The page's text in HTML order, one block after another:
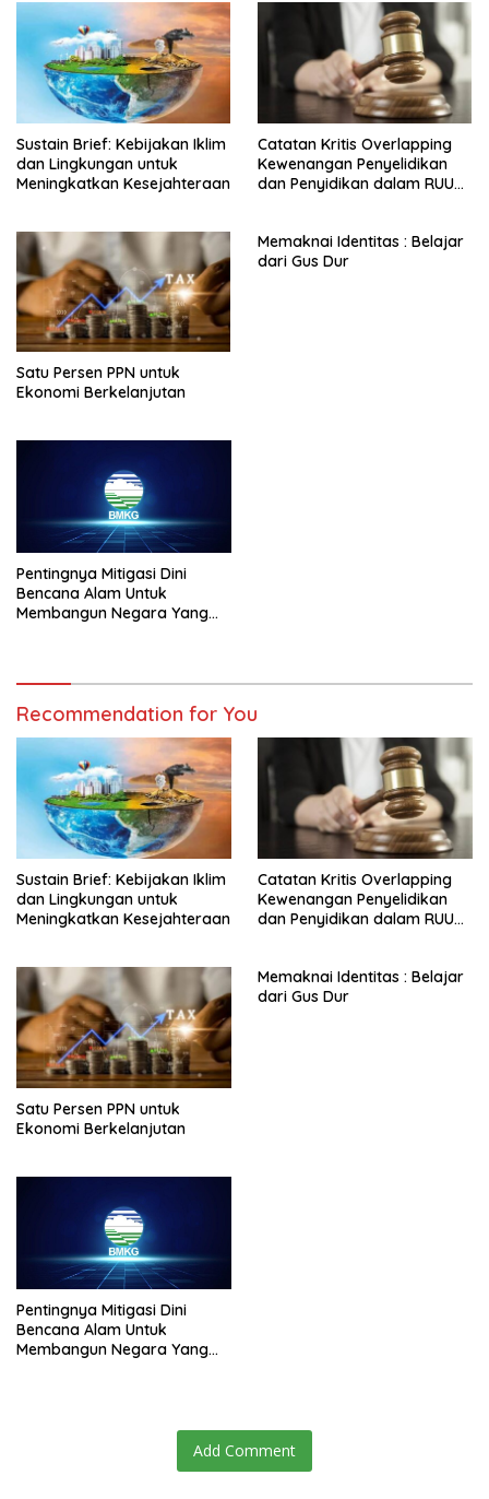
Sustain Brief: Kebijakan Iklim
dan Lingkungan untuk
Meningkatkan Kesejahteraan
Catatan Kritis Overlapping
Kewenangan Penyelidikan
dan Penyidikan dalam RUU
Satu Persen PPN untuk
Ekonomi Berkelanjutan
Memaknai Identitas : Belajar
dari Gus Dur
Pentingnya Mitigasi Dini
Bencana Alam Untuk
Membangun Negara Yang
Recommendation for You
Sustain Brief: Kebijakan Iklim
dan Lingkungan untuk
Meningkatkan Kesejahteraan
Catatan Kritis Overlapping
Kewenangan Penyelidikan
dan Penyidikan dalam RUU
Satu Persen PPN untuk
Ekonomi Berkelanjutan
Memaknai Identitas : Belajar
dari Gus Dur
Pentingnya Mitigasi Dini
Bencana Alam Untuk
Membangun Negara Yang
Add Comment